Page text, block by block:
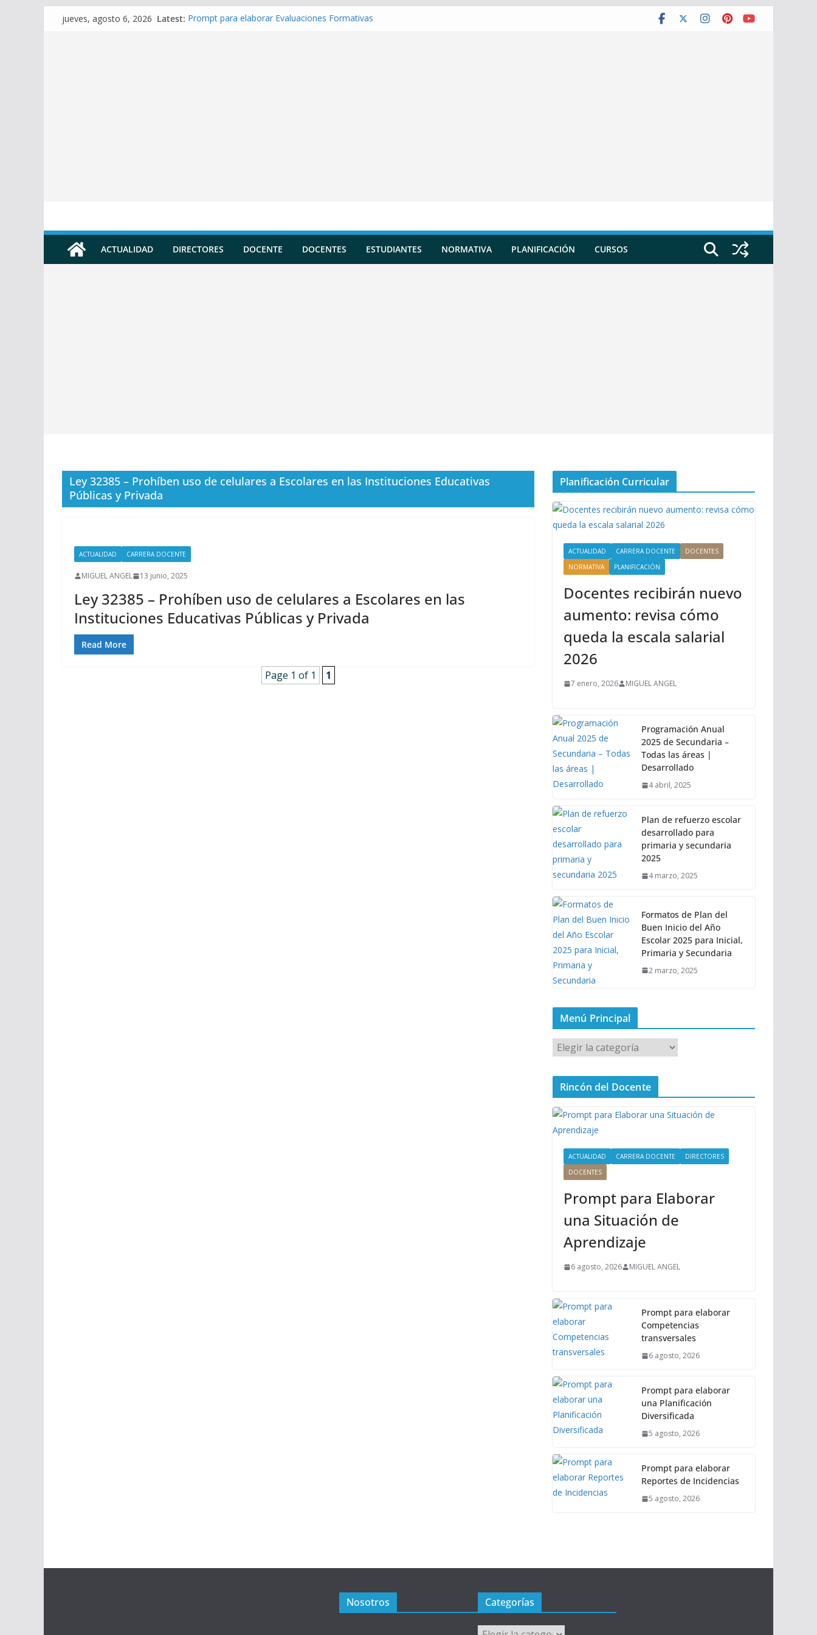
jueves, agosto 6, 2026 Latest: Prompt para elaborar Evaluaciones Formativas
ACTUALIDAD DIRECTORES DOCENTE DOCENTES ESTUDIANTES NORMATIVA PLANIFICACIÓN CURSOS
Ley 32385 – Prohíben uso de celulares a Escolares en las Instituciones Educativas
Públicas y Privada
ACTUALIDAD CARRERA DOCENTE
MIGUEL ANGEL 13 junio, 2025
Ley 32385 – Prohíben uso de celulares a Escolares en las
Instituciones Educativas Públicas y Privada
Read More
Page 1 of 1 1
Planificación Curricular
ACTUALIDAD CARRERA DOCENTE
DOCENTES
NORMATIVA
PLANIFICACIÓN
Docentes recibirán nuevo
aumento: revisa cómo
queda la escala salarial
2026
7 enero, 2026 MIGUEL ANGEL
Programación Anual
2025 de Secundaria –
Todas las áreas |
Desarrollado
4 abril, 2025
Plan de refuerzo escolar
desarrollado para
primaria y secundaria
2025
4 marzo, 2025
Formatos de Plan del
Buen Inicio del Año
Escolar 2025 para Inicial,
Primaria y Secundaria
2 marzo, 2025
Menú Principal
M
e
n
P
i
Rincón del Docente
ACTUALIDAD CARRERA DOCENTE
DIRECTORES
DOCENTES
Prompt para Elaborar
una Situación de
Aprendizaje
6 agosto, 2026 MIGUEL ANGEL
Prompt para elaborar
Competencias
transversales
6 agosto, 2026
Prompt para elaborar
una Planificación
Diversificada
5 agosto, 2026
Prompt para elaborar
Reportes de Incidencias
5 agosto, 2026
Nosotros Categorías
Categorías